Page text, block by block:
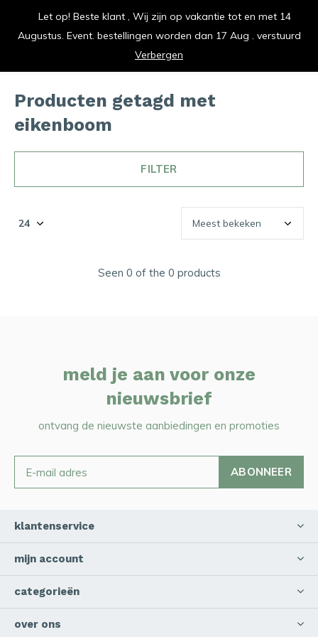
vrolijk je keuken op
Producten getagd met
eikenboom
FILTER
Seen 0 of the 0 products
meld je aan voor onze
nieuwsbrief
ontvang de nieuwste aanbiedingen en promoties
ABONNEER
klantenservice
mijn account
categorieën
over ons
Let op! Beste klant , Wij zijn op vakantie tot en met 14
Augustus. Event. bestellingen worden dan 17 Aug . verstuurd
Verbergen